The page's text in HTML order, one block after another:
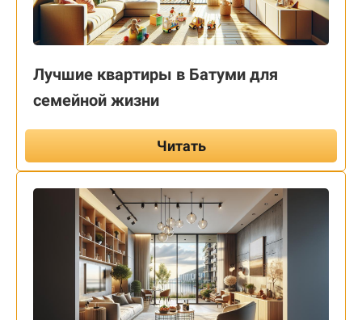
Лучшие квартиры в Батуми для
семейной жизни
Читать